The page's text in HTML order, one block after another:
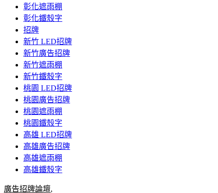
彰化遮雨棚
彰化鐵殼字
招牌
新竹 LED招牌
新竹廣告招牌
新竹遮雨棚
新竹鐵殼字
桃園 LED招牌
桃園廣告招牌
桃園遮雨棚
桃園鐵殼字
高雄 LED招牌
高雄廣告招牌
高雄遮雨棚
高雄鐵殼字
廣告招牌論壇,